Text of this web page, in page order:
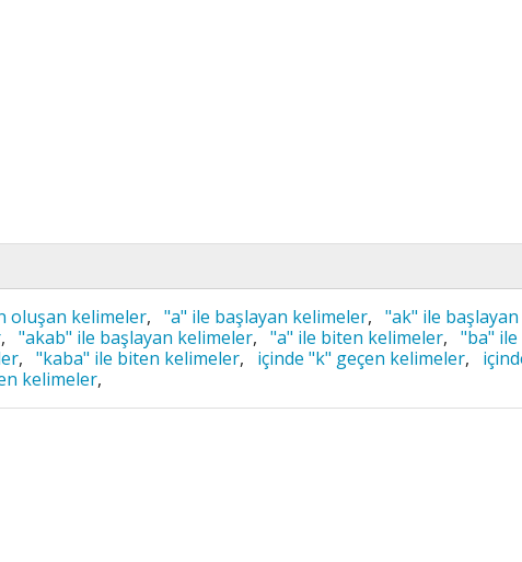
oluşan kelimeler, "a" ile başlayan kelimeler, "ak" ile başlayan
, "akab" ile başlayan kelimeler, "a" ile biten kelimeler, "ba" ile
, "kaba" ile biten kelimeler, içinde "k" geçen kelimeler,
kelimeler,